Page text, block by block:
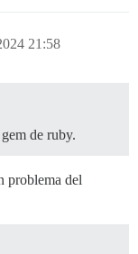
21:58
de ruby.
problema del